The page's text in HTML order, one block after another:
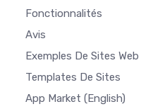
Fonctionnalités
Avis
Exemples De Sites Web
Templates De Sites
App Market (English)